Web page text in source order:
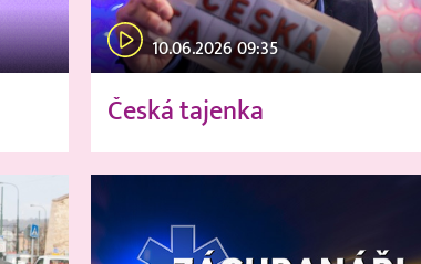
10.06.2026 09:35
Česká tajenka